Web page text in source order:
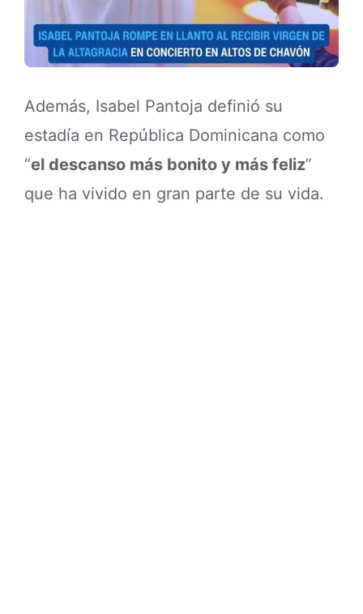
Además, Isabel Pantoja definió su
estadía en República Dominicana como
“el descanso más bonito y más feliz”
que ha vivido en gran parte de su vida.